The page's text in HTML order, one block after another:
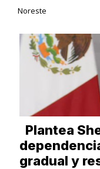
Noreste
Plantea
gradual y